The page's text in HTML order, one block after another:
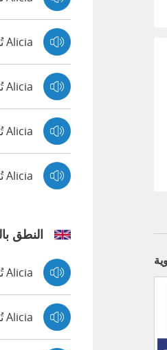
Alicia تُنطق Salli
Alicia تُنطق Joey
Alicia تُنطق Justin
Alicia تُنطق Matthew
النطق
Alicia تُنطق Amy
Alicia تُنطق Emma